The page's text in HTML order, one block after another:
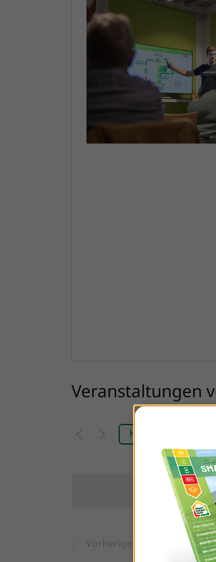
Veranstaltungen
Heute
Datum
wählen.
Vorherige Veranstaltungen